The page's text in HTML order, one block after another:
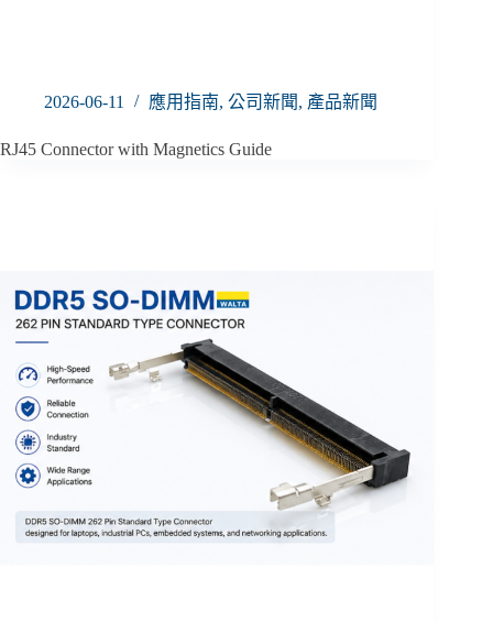
2026-06-11 應用指南, 公司新聞, 產品新聞
RJ45 Connector with Magnetics Guide